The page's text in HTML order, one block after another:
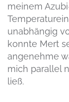
meinem
unabhängig
konnte Mert
angenehme
mich parallel
ließ.